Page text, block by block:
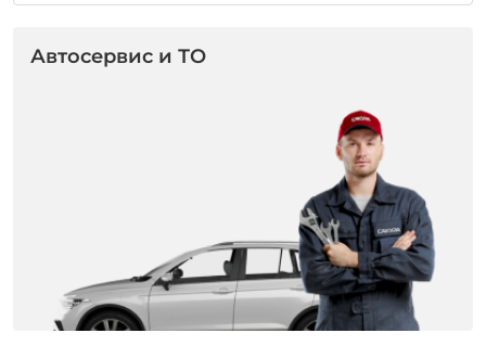
Автосервис и ТО